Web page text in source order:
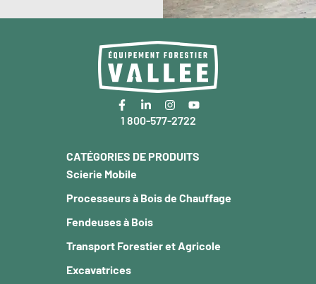
1 800-577-2722
CATÉGORIES DE PRODUITS
Scierie Mobile
Processeurs à Bois de Chauffage
Fendeuses à Bois
Transport Forestier et Agricole
Excavatrices